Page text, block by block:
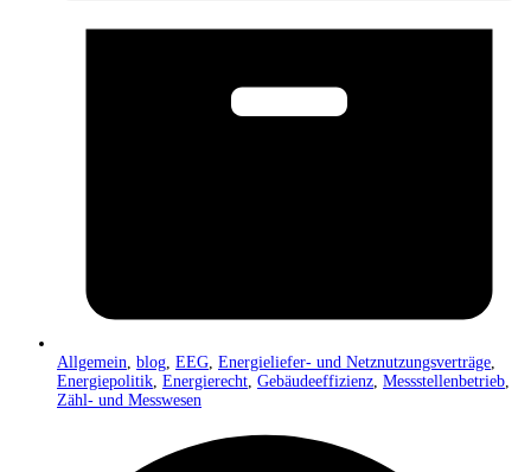
Allgemein, blog, EEG, Energieliefer- und Netznutzungsverträge,
Energiepolitik, Energierecht, Gebäudeeffizienz, Messstellenbetrieb,
Zähl- und Messwesen